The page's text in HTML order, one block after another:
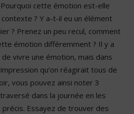
cette émotion est-elle
? Y a-t-il eu un élément
? Prenez un peu recul, comment
émotion différemment ? Il y a
vivre une émotion, mais dans
qu’on réagirait tous de
vous pouvez ainsi noter 3
dans la journée en les
Essayez de trouver des